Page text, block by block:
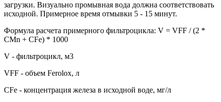
загрузки. Визуально промывная вода должна соответствовать
исходной. Примерное время отмывки 5 - 15 минут.
Формула расчета примерного фильтроцикла: V = VFF / (2 *
СMn + СFe) * 1000
V - фильтроцикл, м3
VFF - объем Ferolox, л
СFe - концентрация железа в исходной воде, мг/л